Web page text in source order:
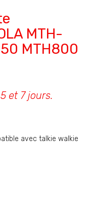
MTH-
MTH800
et 7 jours.
avec talkie walkie